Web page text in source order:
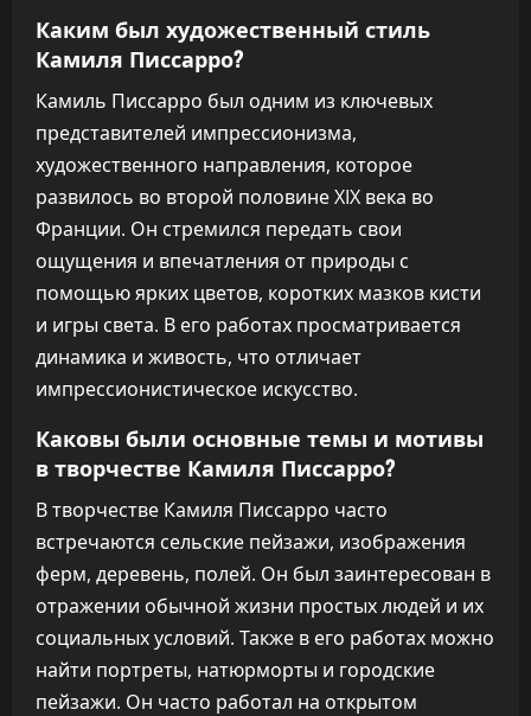
Каким был художественный стиль
Камиля Писсарро?
Камиль Писсарро был одним из ключевых
представителей импрессионизма,
художественного направления, которое
развилось во второй половине XIX века во
Франции. Он стремился передать свои
ощущения и впечатления от природы с
помощью ярких цветов, коротких мазков кисти
и игры света. В его работах просматривается
динамика и живость, что отличает
импрессионистическое искусство.
Каковы были основные темы и мотивы
в творчестве Камиля Писсарро?
В творчестве Камиля Писсарро часто
встречаются сельские пейзажи, изображения
ферм, деревень, полей. Он был заинтересован в
отражении обычной жизни простых людей и их
социальных условий. Также в его работах можно
найти портреты, натюрморты и городские
пейзажи. Он часто работал на открытом